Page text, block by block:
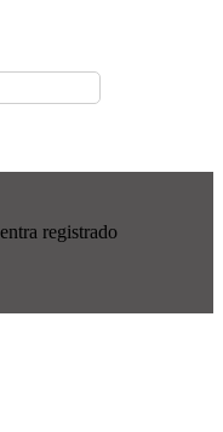
registrado